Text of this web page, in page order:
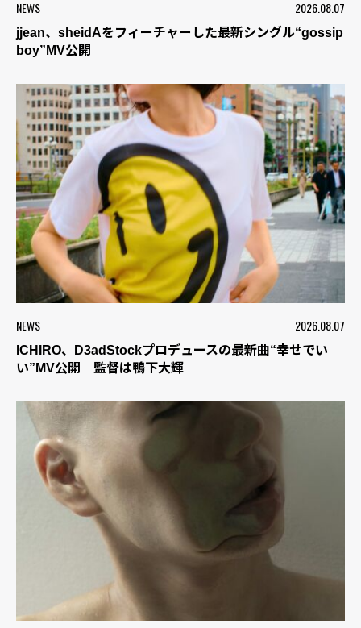
NEWS 2026.08.07
jjean、sheidAをフィーチャーした最新シングル“gossip
boy”MV公開
NEWS 2026.08.07
ICHIRO、D3adStockプロデュースの最新曲“幸せでい
い”MV公開 監督は鴨下大輝